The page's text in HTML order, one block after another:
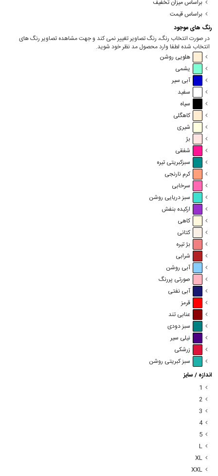
براساس میزان تخفیف
براساس قیمت
رنگ های موجود
در صورت انتخاب رنگ، رنگ تصاویر تغییر نمی کند و جهت مشاهده تصاویر رنگ های
انتخاب شده لطفا وارد محصول مد نظر خود شوید.
هلویی روشن
یشمی
آبی سیر
سفید
سیاه
کاهگلی
شیری
بژ
شفقی
سبزکبریتی تیره
کرم نارنجی
سرخابی
سبز دریایی روشن
ارکیده بنفش
کاهی
کتانی
بژ تیره
شرابی
آبی روشن
صورتی پررنگ
آبی نفتی
قرمز
عنابی تند
سبز دودی
نیلی سیر
زرشکی
سبز کبریتی روشن
اندازه / سایز
1
2
3
4
5
L
XL
XXL